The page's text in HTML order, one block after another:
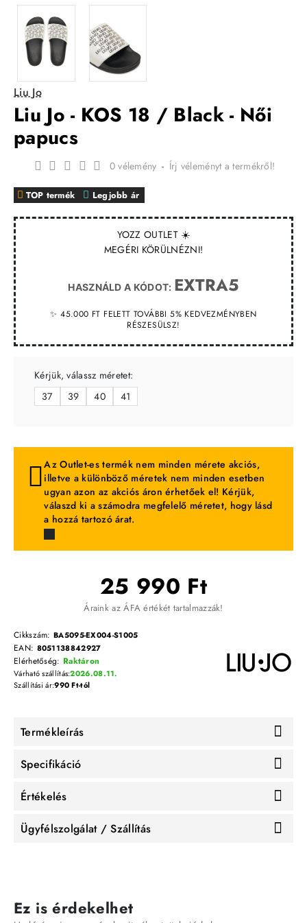
Liu Jo
Liu Jo - KOS 18 / Black - Női
papucs
YOZZ OUTLET ☀️
MEGÉRI KÖRÜLNÉZNI!
HASZNÁLD A KÓDOT: EXTRA5
✨ 45.000 FT FELETT TOVÁBBI 5% KEDVEZMÉNYBEN
RÉSZESÜLSZ!
TOP termék Legjobb ár
0 vélemény - Írj véleményt a termékről!
25 990 Ft
Áraink az ÁFA értékét tartalmazzák!
Cikkszám: BA5095-EX004-S1005
EAN: 8051138842927
Elérhetőség: Raktáron
Várható szállítás:2026.08.11.
Szállítási ár:990 Ft-tól
Kérjük, válassz méretet:
37
39 40 41
Az Outlet-es termék nem minden mérete akciós,
illetve a különböző méretek nem minden esetben
ugyan azon az akciós áron érhetőek el! Kérjük,
válaszd ki a számodra megfelelő méretet, hogy lásd
a hozzá tartozó árat.
Termékleírás
Specifikáció
Értékelés
Ügyfélszolgálat / Szállítás
Ez is érdekelhet